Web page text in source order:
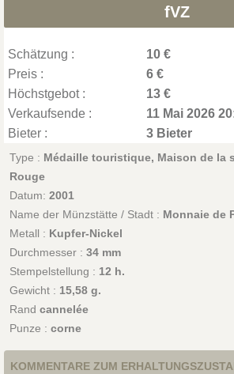
fVZ
Schätzung :
10 €
Preis :
6 €
Höchstgebot :
13 €
Verkaufsende :
11 Mai 2026
Bieter :
3 Bieter
Type : Médaille touristique, Maison de la
Rouge
Datum: 2001
Name der Münzstätte / Stadt : Monnaie de
Metall : Kupfer-Nickel
Durchmesser : 34 mm
Stempelstellung : 12 h.
Gewicht : 15,58 g.
Rand cannelée
Punze : corne
KOMMENTARE ZUM